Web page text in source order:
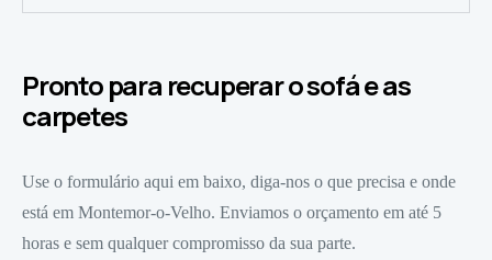
Pronto para recuperar o sofá e as
carpetes
Use o formulário aqui em baixo, diga-nos o que precisa e onde
está em Montemor-o-Velho. Enviamos o orçamento em até 5
horas e sem qualquer compromisso da sua parte.